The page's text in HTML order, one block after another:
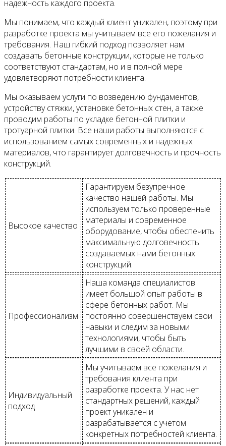
надежность каждого проекта.
Мы понимаем, что каждый клиент уникален, поэтому при
разработке проекта мы учитываем все его пожелания и
требования. Наш гибкий подход позволяет нам
создавать бетонные конструкции, которые не только
соответствуют стандартам, но и в полной мере
удовлетворяют потребности клиента.
Мы оказываем услуги по возведению фундаментов,
устройству стяжки, установке бетонных стен, а также
проводим работы по укладке бетонной плитки и
тротуарной плитки. Все наши работы выполняются с
использованием самых современных и надежных
материалов, что гарантирует долговечность и прочность
конструкций.
Высокое качество
Гарантируем безупречное
качество нашей работы. Мы
используем только проверенные
материалы и современное
оборудование, чтобы обеспечить
максимальную долговечность
создаваемых нами бетонных
конструкций.
Профессионализм
Наша команда специалистов
имеет большой опыт работы в
сфере бетонных работ. Мы
постоянно совершенствуем свои
навыки и следим за новыми
технологиями, чтобы быть
лучшими в своей области.
Индивидуальный
подход
Мы учитываем все пожелания и
требования клиента при
разработке проекта. У нас нет
стандартных решений, каждый
проект уникален и
разрабатывается с учетом
конкретных потребностей клиента.